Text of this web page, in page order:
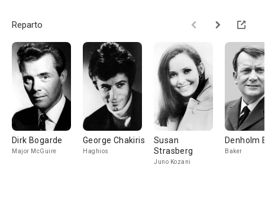
Reparto
Dirk Bogarde
Major McGuire
George Chakiris
Haghios
Susan
Strasberg
Juno Kozani
Denholm
Baker